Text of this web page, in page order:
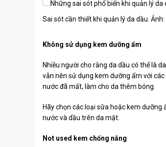
Sai sót cần thiết khi quản lý da dầu.
Không sử dụng kem dưỡng ẩm
Nhiều người cho rằng da dầu có thể là
vẫn nên sử dụng kem dưỡng ẩm với
nước đã mất, làm cho da thêm bóng.
Hãy chọn các loại sữa hoặc kem
nước và dầu trên da mặt.
Not used kem chống nắng